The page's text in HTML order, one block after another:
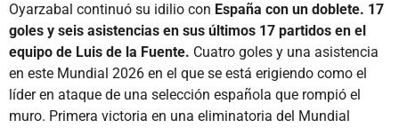
Oyarzabal continuó su idilio con España con un doblete. 17
goles y seis asistencias en sus últimos 17 partidos en el
equipo de Luis de la Fuente. Cuatro goles y una asistencia
en este Mundial 2026 en el que se está erigiendo como el
líder en ataque de una selección española que rompió el
muro. Primera victoria en una eliminatoria del Mundial